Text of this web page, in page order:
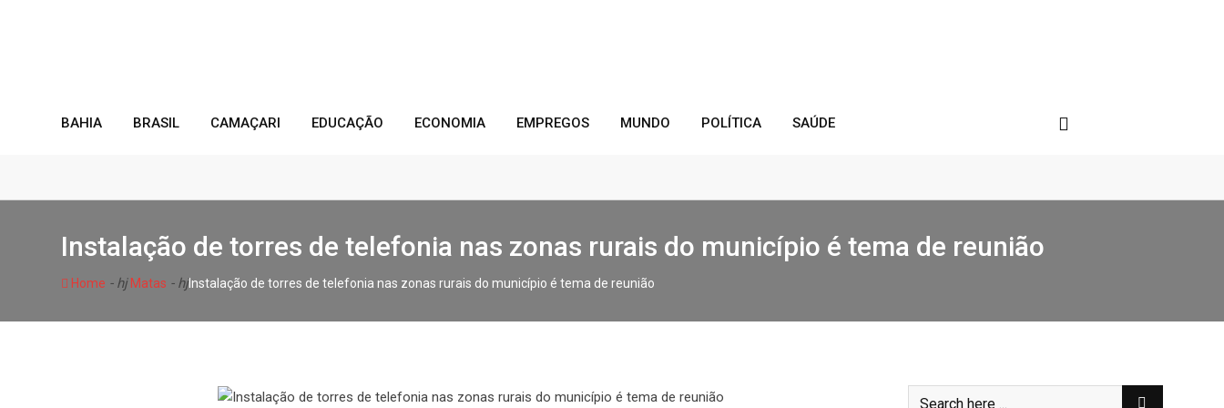
BAHIA BRASIL CAMAÇARI EDUCAÇÃO ECONOMIA EMPREGOS MUNDO POLÍTICA SAÚDE
Instalação de torres de telefonia nas zonas rurais do município é tema de reunião
Home - hjMatas - hjInstalação de torres de telefonia nas zonas rurais do município é tema de reunião